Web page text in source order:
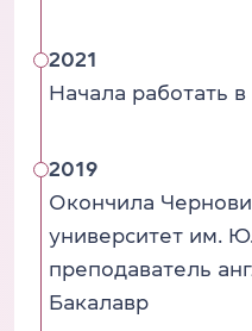
2021
Начала работать
2019
Окончила
университет им.
преподаватель
Бакалавр